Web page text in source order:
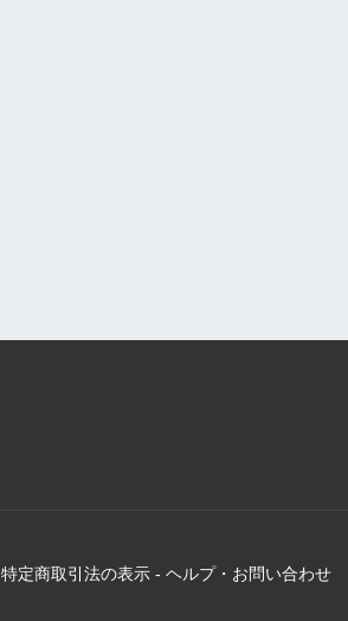
特定商取引法の表示 - ヘルプ・お問い合わせ